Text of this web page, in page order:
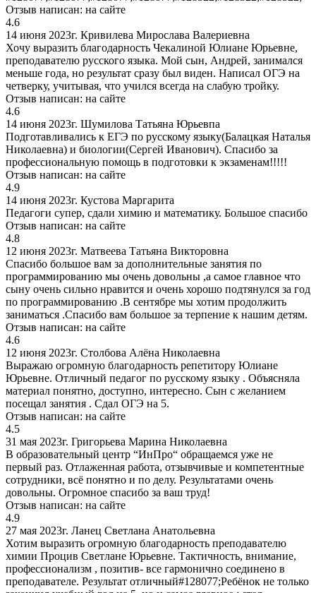
Отзыв написан: на сайте
4.6
14 июня 2023г. Кривилева Мирослава Валериевна
Хочу выразить благодарность Чекалиной Юлиане Юрьевне,
преподавателю русского языка. Мой сын, Андрей, занимался
меньше года, но результат сразу был виден. Написал ОГЭ на
четверку, учитывая, что учился всегда на слабую тройку.
Отзыв написан: на сайте
4.6
14 июня 2023г. Шумилова Татьяна Юрьевпа
Подготавливались к ЕГЭ по русскому языку(Балацкая Наталья
Николаевна) и биологии(Сергей Иванович). Спасибо за
профессиональную помощь в подготовки к экзаменам!!!!!
Отзыв написан: на сайте
4.9
14 июня 2023г. Кустова Маргарита
Педагоги супер, сдали химию и математику. Большое спасибо
Отзыв написан: на сайте
4.8
12 июня 2023г. Матвеева Татьяна Викторовна
Спасибо большое вам за дополнительные занятия по
программированию мы очень довольны ,а самое главное что
сыну очень сильно нравится и очень хорошо подтянулся за год
по программированию .В сентябре мы хотим продолжить
заниматься .Спасибо вам большое за терпение к нашим детям.
Отзыв написан: на сайте
4.6
12 июня 2023г. Столбова Алёна Николаевна
Выражаю огромную благодарность репетитору Юлиане
Юрьевне. Отличный педагог по русскому языку . Объясняла
материал понятно, доступно, интересно. Сын с желанием
посещал занятия . Сдал ОГЭ на 5.
Отзыв написан: на сайте
4.5
31 мая 2023г. Григорьева Марина Николаевна
В образовательный центр “ИнПро“ обращаемся уже не
первый раз. Отлаженная работа, отзывчивые и компетентные
сотрудники, всё понятно и по делу. Результатами очень
довольны. Огромное спасибо за ваш труд!
Отзыв написан: на сайте
4.9
27 мая 2023г. Ланец Светлана Анатольевна
Хотим выразить огромную благодарность преподавателю
химии Процив Светлане Юрьевне. Тактичность, внимание,
профессионализм , позитив- все гармонично соединено в
преподавателе. Результат отличный#128077;Ребёнок не только